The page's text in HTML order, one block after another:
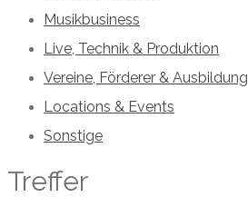
Musikbusiness
Live, Technik & Produktion
Vereine, Förderer & Ausbildung
Locations & Events
Sonstige
Treffer